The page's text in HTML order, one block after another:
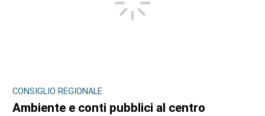
CONSIGLIO REGIONALE
Ambiente e conti pubblici al centro